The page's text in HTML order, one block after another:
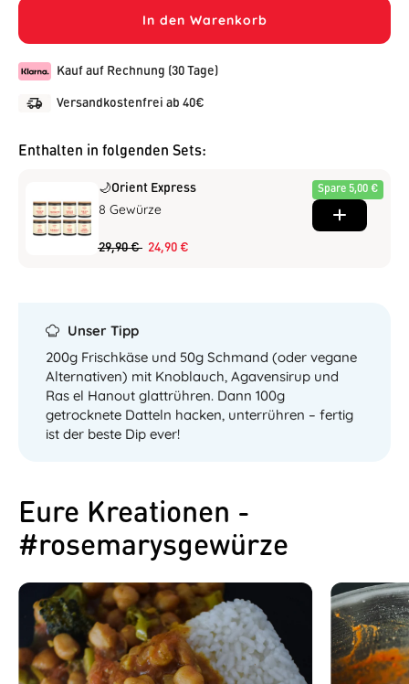
In den Warenkorb
Kauf auf Rechnung (30 Tage)
Versandkostenfrei ab 40€
Enthalten in folgenden Sets:
🌙Orient Express
8 Gewürze
29,90 € 24,90 €
Spare 5,00 €
Unser Tipp
200g Frischkäse und 50g Schmand (oder vegane
Alternativen) mit Knoblauch, Agavensirup und
Ras el Hanout glattrühren. Dann 100g
getrocknete Datteln hacken, unterrühren – fertig
ist der beste Dip ever!
Eure Kreationen -
#rosemarysgewürze